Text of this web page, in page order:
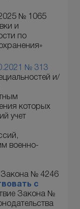
№ 1065
и
по
№ 313
и/
которых
учет
военно-
Закона № 4246
с
Закона №